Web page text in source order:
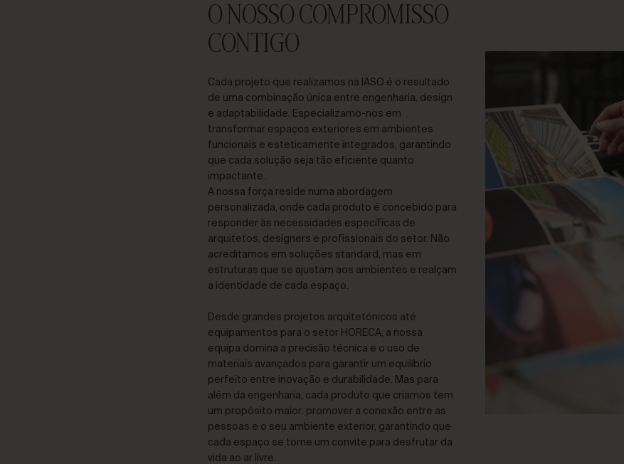
O NOSSO COMPROMISSO
CONTIGO
Cada projeto que realizamos na IASO é o resultado
de uma combinação única entre engenharia, design
e adaptabilidade. Especializamo-nos em
transformar espaços exteriores em ambientes
funcionais e esteticamente integrados, garantindo
que cada solução seja tão eficiente quanto
impactante.
A nossa força reside numa abordagem
personalizada, onde cada produto é concebido para
responder às necessidades específicas de
arquitetos, designers e profissionais do setor. Não
acreditamos em soluções standard, mas em
estruturas que se ajustam aos ambientes e realçam
a identidade de cada espaço.
Desde grandes projetos arquitetónicos até
equipamentos para o setor HORECA, a nossa
equipa domina a precisão técnica e o uso de
materiais avançados para garantir um equilíbrio
perfeito entre inovação e durabilidade. Mas para
além da engenharia, cada produto que criamos tem
um propósito maior: promover a conexão entre as
pessoas e o seu ambiente exterior, garantindo que
cada espaço se torne um convite para desfrutar da
vida ao ar livre.